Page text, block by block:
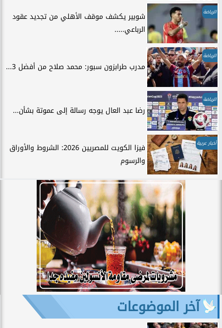
الرياضة
شوبير يكشف موقف الأهلي من تجديد عقود
الرباعي.....
الرياضة
مدرب طرابزون سبور: محمد صلاح من أفضل 3...
الرياضة
رضا عبد العال يوجه رسالة إلى عموتة بشأن...
أخبار عربية
فيزا الكويت للمصريين 2026: الشروط والأوراق
والرسوم
آخر الموضوعات